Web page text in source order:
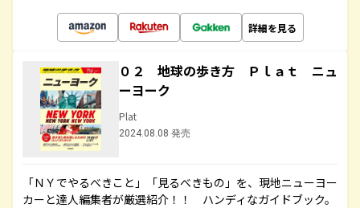
詳細を見る
０２ 地球の歩き方 Ｐｌａｔ ニュ
ーヨーク
Plat
2024.08.08 発売
「ＮＹでやるべきこと」「見るべきもの」を、現地ニューヨー
カーと達人編集者が厳選紹介！！ ハンディなガイドブック。